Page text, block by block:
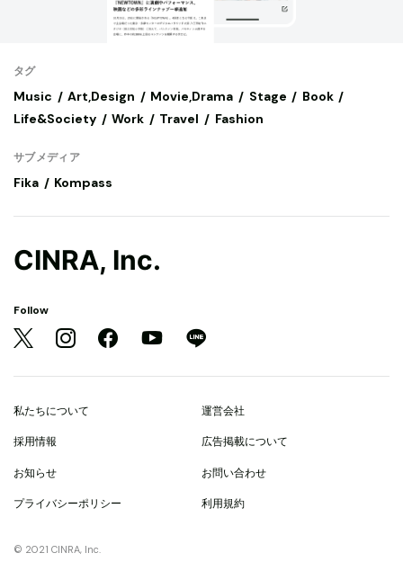
タグ
Music Art,Design Movie,Drama Stage
Book
Life&Society
Work Travel Fashion
サブメディア
Fika Kompass
CINRA, Inc.
Follow
私たちについて 運営会社
採用情報 広告掲載について
お知らせ お問い合わせ
プライバシーポリシー 利用規約
© 2021 CINRA, Inc.